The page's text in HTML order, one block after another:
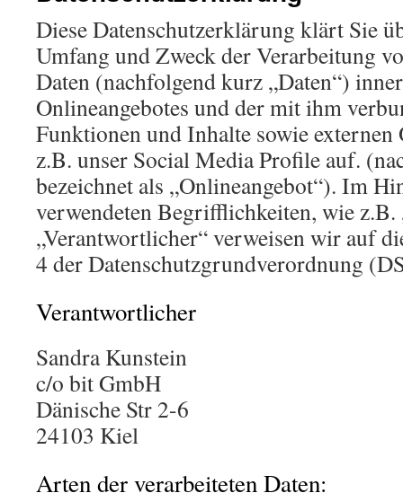
Diese Datenschutzerklärung klärt Sie
Umfang und Zweck der Verarbeitung
Daten (nachfolgend kurz „Daten“)
Onlineangebotes und der mit ihm
Funktionen und Inhalte sowie externen
z.B. unser Social Media Profile auf.
bezeichnet als „Onlineangebot“). Im
verwendeten Begrifflichkeiten, wie z.B.
„Verantwortlicher“ verweisen wir auf
4 der Datenschutzgrundverordnung
Verantwortlicher
Sandra Kunstein
c/o bit GmbH
Dänische Str 2-6
24103 Kiel
Arten der verarbeiteten Daten: